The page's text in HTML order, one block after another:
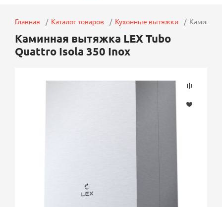
Главная Каталог товаров Кухонные вытяжки
Каминная вытяжка LEX Tubo
Quattro Isola 350 Inox